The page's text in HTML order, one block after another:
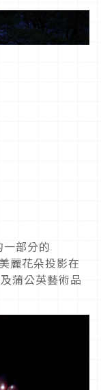
部分的
麗花朵投影在
蒲公英藝術品